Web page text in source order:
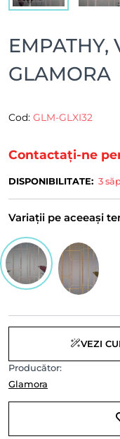
EMPATHY,
GLAMORA
Cod: GLM-GLXI32
Contactați-ne
DISPONIBILITATE: 3
Variații pe aceeași
VEZI
Producător:
Glamora